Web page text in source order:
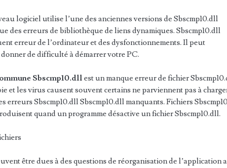
logiciel utilise l’une des anciennes versions de Sbscmp10.dll
des erreurs de bibliothèque de liens dynamiques. Sbscmp10.dll
erreur de l’ordinateur et des dysfonctionnements. Il peut
de difficulté à démarrer votre PC.
Sbscmp10.dllest un manque erreur de fichier
et les virus causent souvent certains ne parviennent pas à
erreurs Sbscmp10.dll Sbscmp10.dll manquants. Fichiers
quand un programme désactive un fichier Sbscmp10.dll.
être dues à des questions de réorganisation de l’application